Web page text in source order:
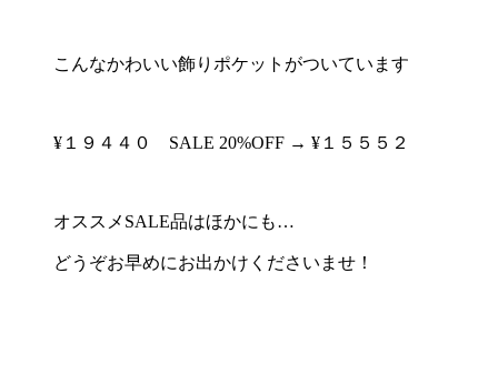
こんなかわいい飾りポケットがついています
¥１９４４０ SALE 20%OFF → ¥１５５５２
オススメSALE品はほかにも…
どうぞお早めにお出かけくださいませ！